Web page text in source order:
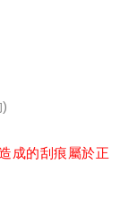
成的刮痕屬於正